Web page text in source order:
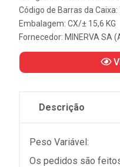
Código de Barras da
Embalagem: CX/± 15,6 KG
Fornecedor: MINERVA SA
Descrição
Peso Variável:
Os pedidos são